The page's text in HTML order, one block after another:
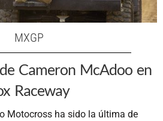
MXGP
Cameron McAdoo en
Raceway
Motocross ha sido la última de